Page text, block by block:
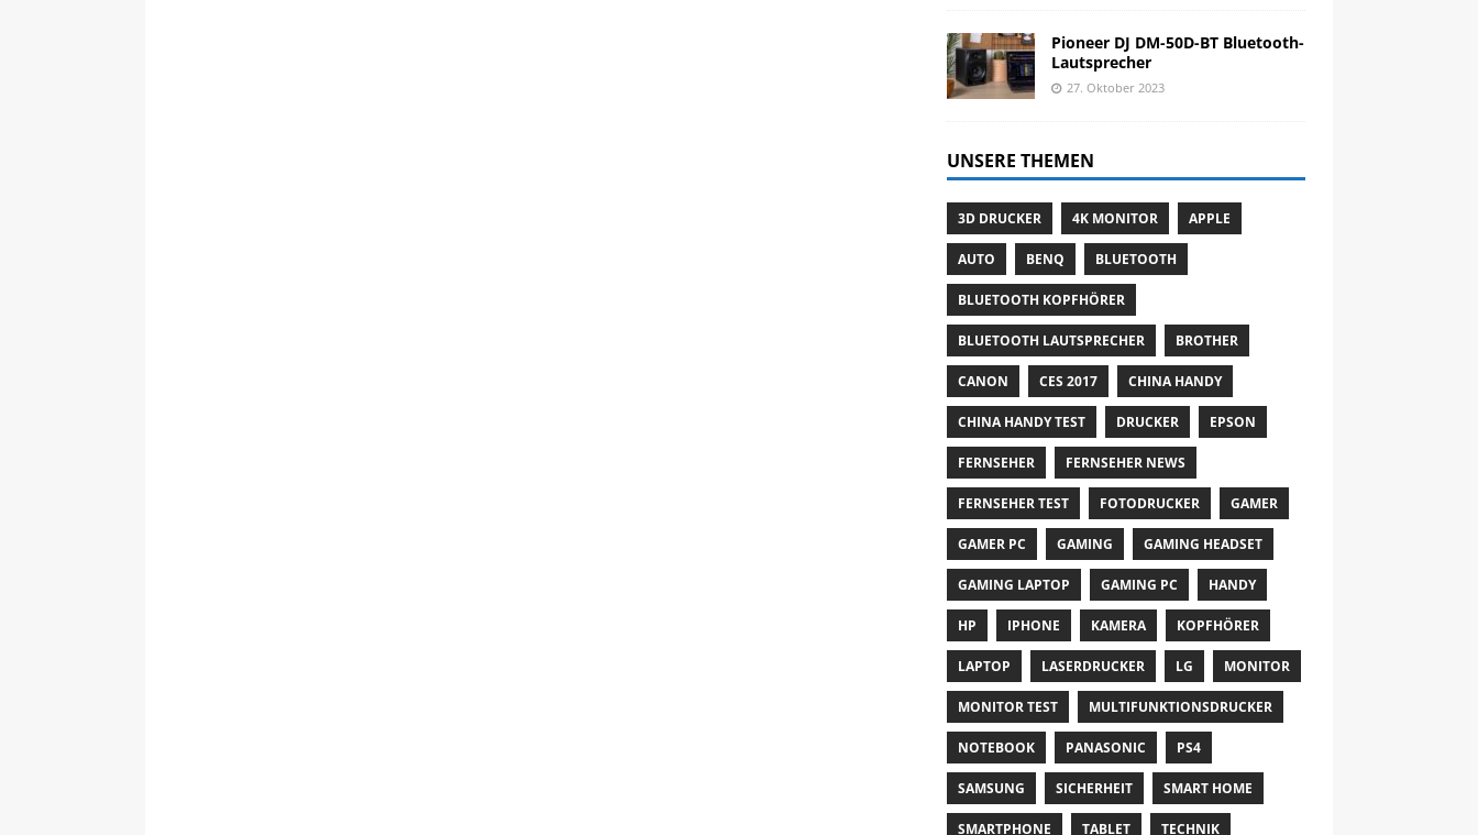
Pioneer DJ DM-50D-BT Bluetooth-
Lautsprecher
27. Oktober 2023
UNSERE THEMEN
3D DRUCKER 4K MONITOR APPLE
AUTO BENQ BLUETOOTH
BLUETOOTH KOPFHÖRER
BLUETOOTH LAUTSPRECHER BROTHER
CANON CES 2017 CHINA HANDY
CHINA HANDY TEST DRUCKER EPSON
FERNSEHER FERNSEHER NEWS
FERNSEHER TEST FOTODRUCKER GAMER
GAMER PC GAMING GAMING HEADSET
GAMING LAPTOP GAMING PC HANDY
HP IPHONE KAMERA KOPFHÖRER
LAPTOP LASERDRUCKER LG MONITOR
MONITOR TEST MULTIFUNKTIONSDRUCKER
NOTEBOOK PANASONIC PS4
SAMSUNG SICHERHEIT SMART HOME
SMARTPHONE TABLET TECHNIK